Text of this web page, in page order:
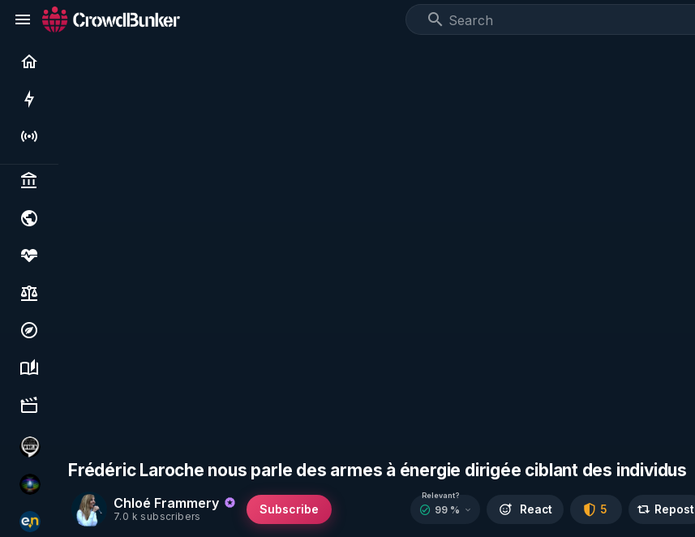
Live
Politics & institutions
Society, justice & freedoms
Economy, environment & technology
Science, history & spirituality
Culture, media & entertainment
Notre Réalité Est Falsifiée Et Fausse
WakeUp
essentiel.news
Frédéric Laroche nous parle des armes à énergie dirigée ciblant des individus
Chloé Frammery
7.0 k subscribers
Subscribe
Relevant?
99 % React 5 Repost